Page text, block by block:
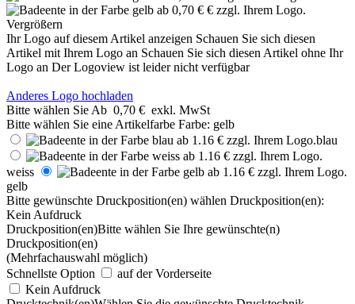
Vergrößern
Ihr Logo auf diesem Artikel anzeigen Schauen Sie sich diesen
Artikel mit Ihrem Logo an Schauen Sie sich diesen Artikel ohne Ihr
Logo an Der Logoview ist leider nicht verfügbar
Anderes Logo hochladen
Bitte wählen Sie Ab 0,70 € exkl. MwSt
Bitte wählen Sie eine Artikelfarbe Farbe: gelb
blau
weiss
gelb
Bitte gewünschte Druckposition(en) wählen Druckposition(en):
Kein Aufdruck
Druckposition(en)Bitte wählen Sie Ihre gewünschte(n)
Druckposition(en)
(Mehrfachauswahl möglich)
Schnellste Option
auf der Vorderseite
Kein Aufdruck